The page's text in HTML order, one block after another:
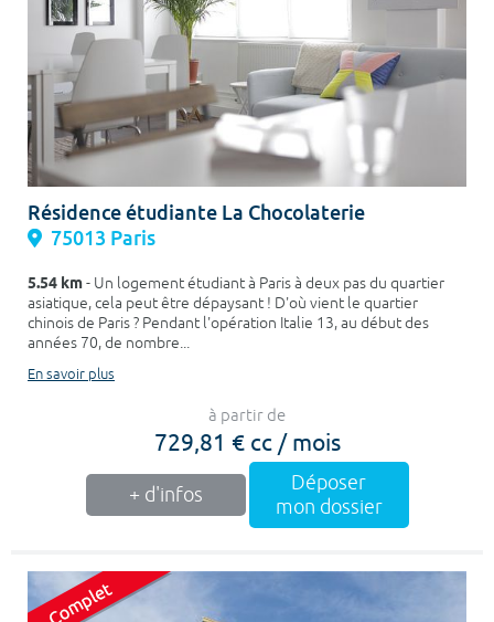
Résidence étudiante La Chocolaterie
75013 Paris
5.54 km- Un logement étudiant à Paris à deux pas du quartier
asiatique, cela peut être dépaysant ! D'où vient le quartier
chinois de Paris ? Pendant l'opération Italie 13, au début des
années 70, de nombre...
En savoir plus
à partir de
729,81 € cc / mois
+ d'infos
Déposer
mon dossier